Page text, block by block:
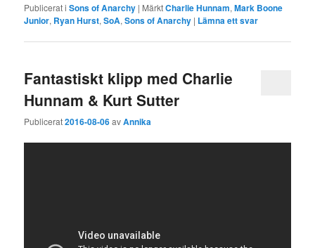
Publicerat i Sons of Anarchy | MärktCharlie Hunnam,Mark Boone
Junior, Ryan Hurst,SoA,Sons of Anarchy | Lämna ett svar
Fantastiskt klipp med Charlie
Hunnam & Kurt Sutter
Publicerat2016-08-06avAnnika